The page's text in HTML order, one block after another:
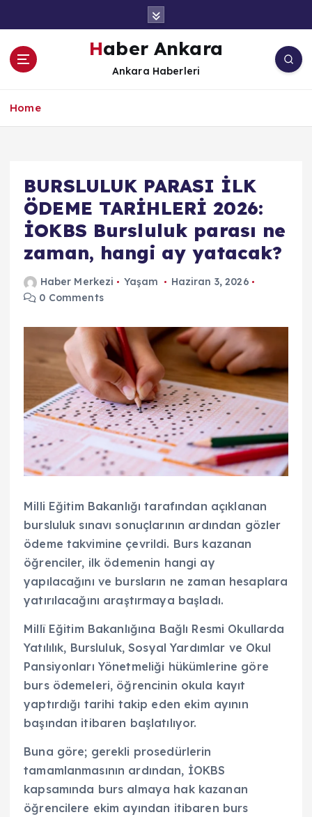
Haber Ankara
Ankara Haberleri
Home
BURSLULUK PARASI İLK
ÖDEME TARİHLERİ 2026:
İOKBS Bursluluk parası ne
zaman, hangi ay yatacak?
Haber Merkezi Yaşam
Haziran 3, 2026
0 Comments
Milli Eğitim Bakanlığı tarafından açıklanan
bursluluk sınavı sonuçlarının ardından gözler
ödeme takvimine çevrildi. Burs kazanan
öğrenciler, ilk ödemenin hangi ay
yapılacağını ve bursların ne zaman hesaplara
yatırılacağını araştırmaya başladı.
Millî Eğitim Bakanlığına Bağlı Resmi Okullarda
Yatılılık, Bursluluk, Sosyal Yardımlar ve Okul
Pansiyonları Yönetmeliği hükümlerine göre
burs ödemeleri, öğrencinin okula kayıt
yaptırdığı tarihi takip eden ekim ayının
başından itibaren başlatılıyor.
Buna göre; gerekli prosedürlerin
tamamlanmasının ardından, İOKBS
kapsamında burs almaya hak kazanan
öğrencilere ekim ayından itibaren burs